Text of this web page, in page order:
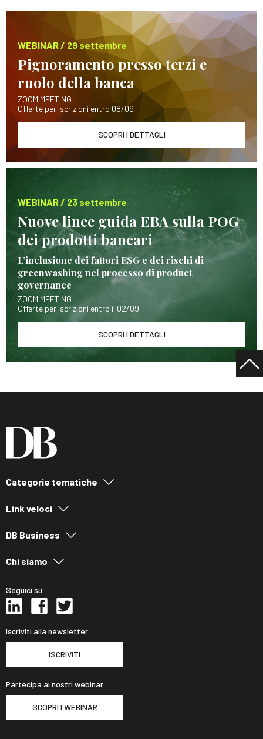
WEBINAR / 29 settembre
Pignoramento presso terzi e
ruolo della banca
ZOOM MEETING
Offerte per iscrizioni entro 08/09
SCOPRI I DETTAGLI
WEBINAR / 23 settembre
Nuove linee guida EBA sulla POG
dei prodotti bancari
L’inclusione dei fattori ESG e dei rischi di
greenwashing nel processo di product
governance
ZOOM MEETING
Offerte per iscrizioni entro il 02/09
SCOPRI I DETTAGLI
Categorie tematiche
Link veloci
DB Business
Chi siamo
Seguici su
Iscriviti alla newsletter
ISCRIVITI
Partecipa ai nostri webinar
SCOPRI I WEBINAR